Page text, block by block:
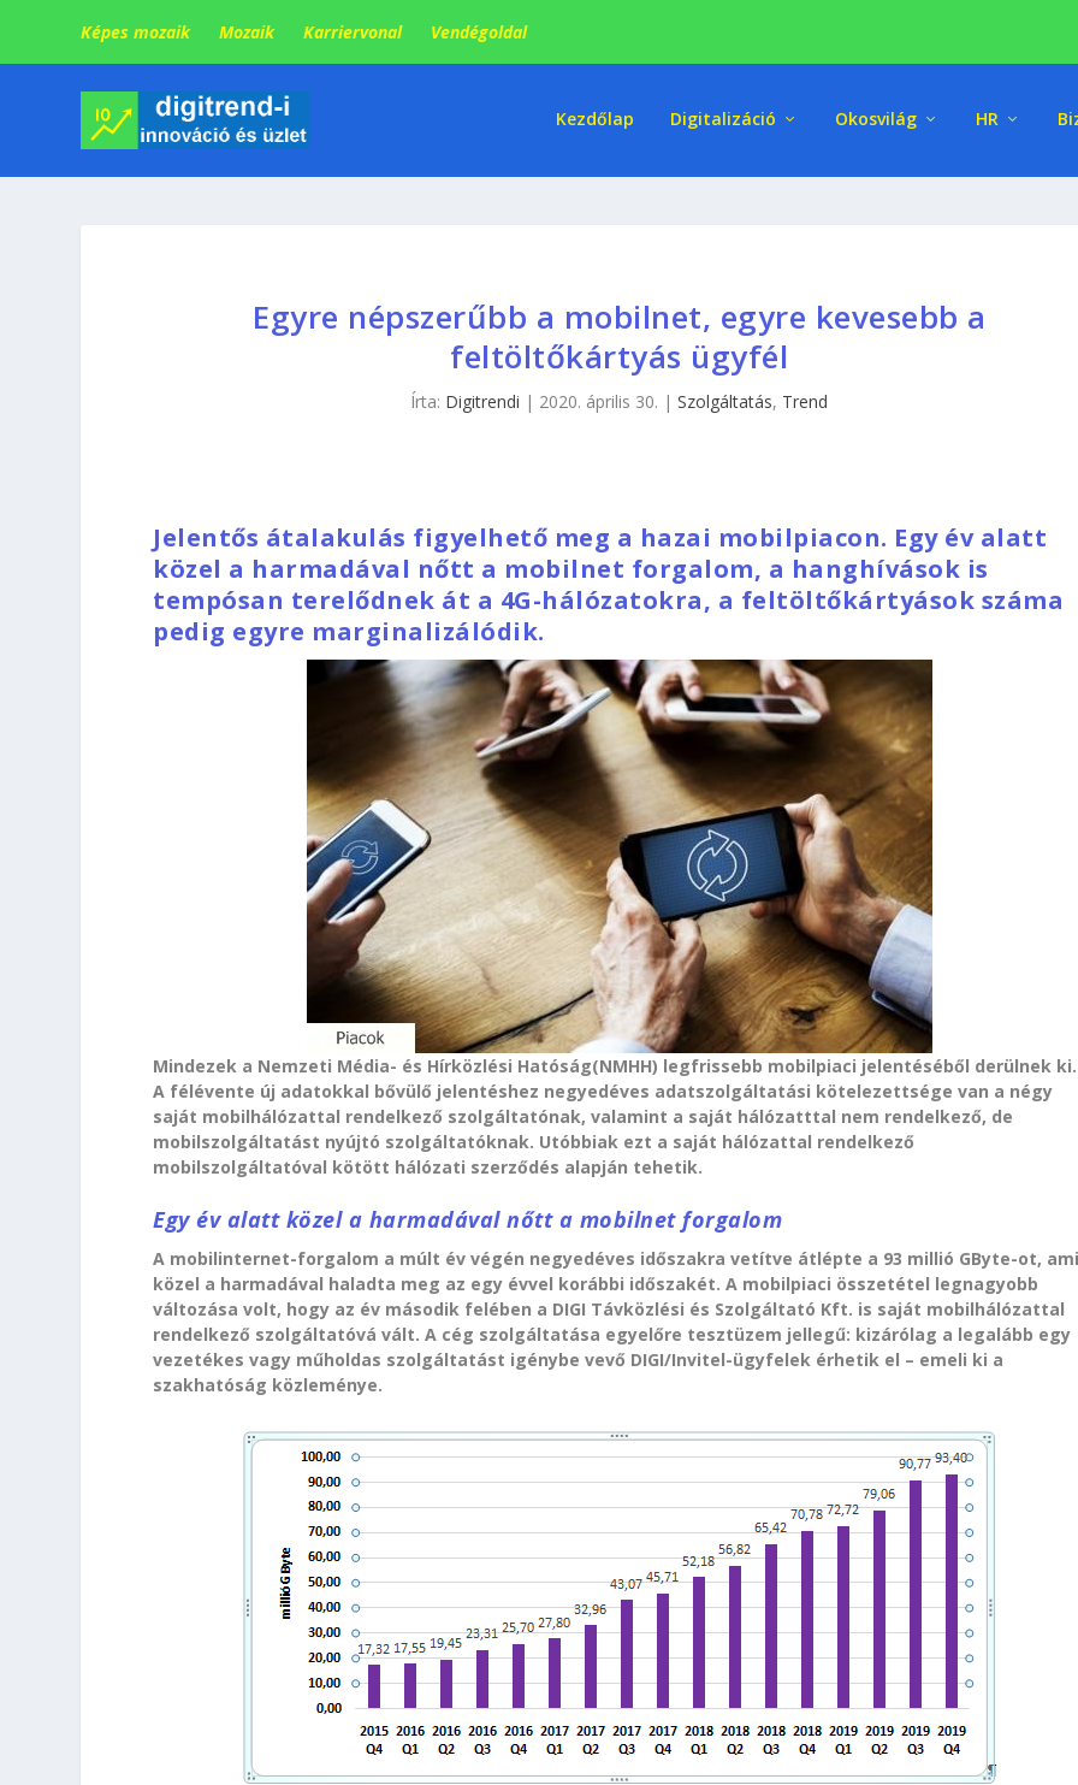
Képes mozaik Mozaik Karriervonal Vendégoldal
Kezdőlap Digitalizáció Okosvilág HR
Egyre népszerűbb a mobilnet, egyre kevesebb a
feltöltőkártyás ügyfél
Írta: Digitrendi | 2020. április 30. |Szolgáltatás, Trend
Jelentős átalakulás figyelhető meg a hazai mobilpiacon. Egy év alatt
közel a harmadával nőtt a mobilnet forgalom, a hanghívások is
tempósan terelődnek át a 4G-hálózatokra, a feltöltőkártyások száma
pedig egyre marginalizálódik.
Mindezek a Nemzeti Média- és Hírközlési Hatóság(NMHH) legfrissebb mobilpiaci jelentéséből derülnek ki.
A félévente új adatokkal bővülő jelentéshez negyedéves adatszolgáltatási kötelezettsége van a négy
saját mobilhálózattal rendelkező szolgáltatónak, valamint a saját hálózatttal nem rendelkező, de
mobilszolgáltatást nyújtó szolgáltatóknak. Utóbbiak ezt a saját hálózattal rendelkező
mobilszolgáltatóval kötött hálózati szerződés alapján tehetik.
Egy év alatt közel a harmadával nőtt a mobilnet forgalom
A mobilinternet-forgalom a múlt év végén negyedéves időszakra vetítve átlépte a 93 millió GByte-ot,
közel a harmadával haladta meg az egy évvel korábbi időszakét. A mobilpiaci összetétel legnagyobb
változása volt, hogy az év második felében a DIGI Távközlési és Szolgáltató Kft. is saját mobilhálózattal
rendelkező szolgáltatóvá vált. A cég szolgáltatása egyelőre tesztüzem jellegű: kizárólag a legalább egy
vezetékes vagy műholdas szolgáltatást igénybe vevő DIGI/Invitel-ügyfelek érhetik el – emeli ki a
szakhatóság közleménye.